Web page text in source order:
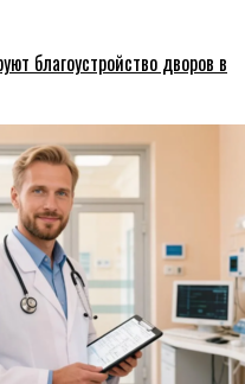
благоустройство дворов в